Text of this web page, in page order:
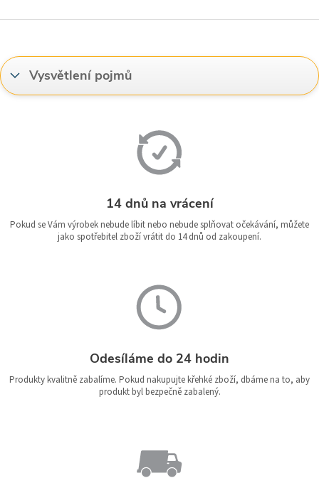
Vysvětlení pojmů
14 dnů na vrácení
Pokud se Vám výrobek nebude líbit nebo nebude splňovat očekávání, můžete
jako spotřebitel zboží vrátit do 14 dnů od zakoupení.
Odesíláme do 24 hodin
Produkty kvalitně zabalíme. Pokud nakupujte křehké zboží, dbáme na to, aby
produkt byl bezpečně zabalený.